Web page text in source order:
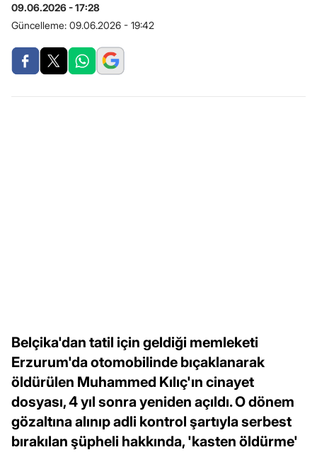
09.06.2026 - 17:28
Güncelleme: 09.06.2026 - 19:42
Belçika'dan tatil için geldiği memleketi
Erzurum'da otomobilinde bıçaklanarak
öldürülen Muhammed Kılıç'ın cinayet
dosyası, 4 yıl sonra yeniden açıldı. O dönem
gözaltına alınıp adli kontrol şartıyla serbest
bırakılan şüpheli hakkında, 'kasten öldürme'